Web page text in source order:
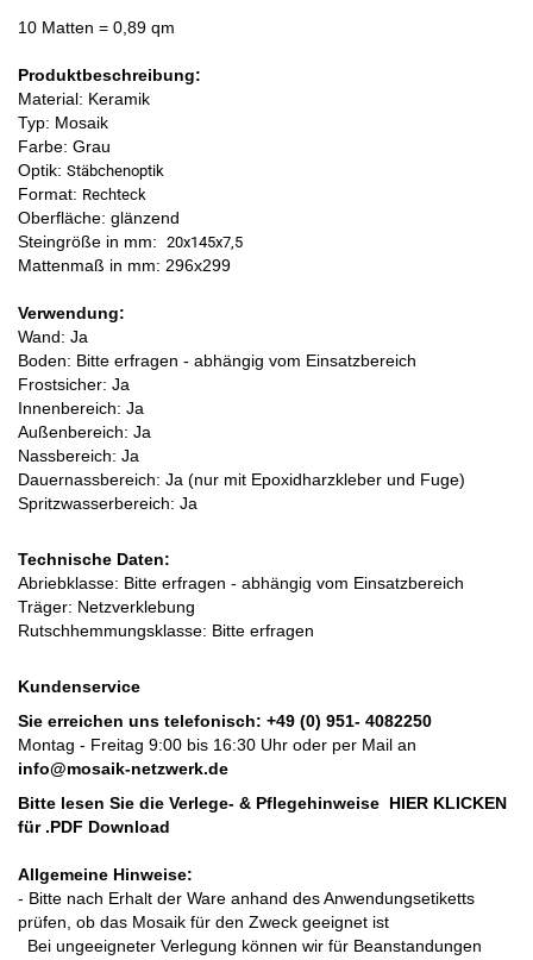
10 Matten = 0,89 qm
Produktbeschreibung:
Material: Keramik
Typ: Mosaik
Farbe: Grau
Optik: Stäbchenoptik
Format: Rechteck
Oberfläche: glänzend
Steingröße in mm: 20x145x7,5
Mattenmaß in mm: 296x299
Verwendung:
Wand: Ja
Boden: Bitte erfragen - abhängig vom Einsatzbereich
Frostsicher: Ja
Innenbereich: Ja
Außenbereich: Ja
Nassbereich: Ja
Dauernassbereich: Ja (nur mit Epoxidharzkleber und Fuge)
Spritzwasserbereich: Ja
Technische Daten:
Abriebklasse: Bitte erfragen - abhängig vom Einsatzbereich
Träger: Netzverklebung
Rutschhemmungsklasse: Bitte erfragen
Kundenservice
Sie erreichen uns telefonisch: +49 (0) 951- 4082250
Montag - Freitag 9:00 bis 16:30 Uhr oder per Mail an
info@mosaik-netzwerk.de
Bitte lesen Sie die Verlege- & Pflegehinweise HIER KLICKEN
für .PDF Download
Allgemeine Hinweise:
- Bitte nach Erhalt der Ware anhand des Anwendungsetiketts
prüfen, ob das Mosaik für den Zweck geeignet ist
Bei ungeeigneter Verlegung können wir für Beanstandungen